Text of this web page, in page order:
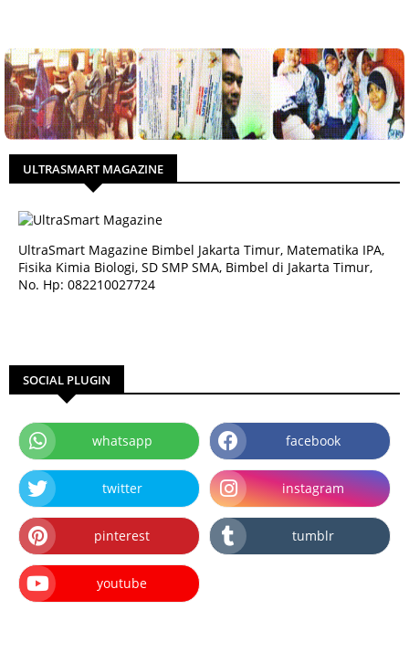
ULTRASMART MAGAZINE
UltraSmart Magazine Bimbel Jakarta Timur, Matematika IPA,
Fisika Kimia Biologi, SD SMP SMA, Bimbel di Jakarta Timur,
No. Hp: 082210027724
SOCIAL PLUGIN
whatsapp facebook
twitter instagram
pinterest tumblr
youtube